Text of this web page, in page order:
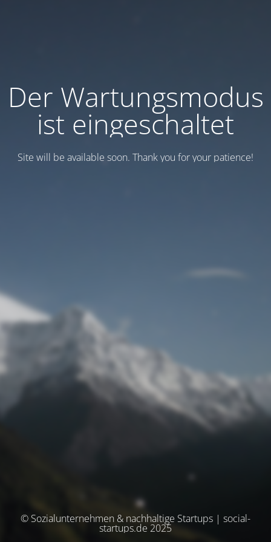
Der Wartungsmodus
ist eingeschaltet
Site will be available soon. Thank you for your patience!
© Sozialunternehmen & nachhaltige Startups | social-
startups.de 2025